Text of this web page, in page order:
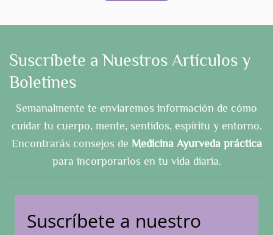
Suscríbete a Nuestros Artículos y
Boletines
Semanalmente te enviaremos información de cómo
cuidar tu cuerpo, mente, sentidos, espíritu y entorno.
Encontrarás consejos de Medicina Ayurveda práctica
para incorporarlos en tu vida diaria.
Suscríbete a nuestro